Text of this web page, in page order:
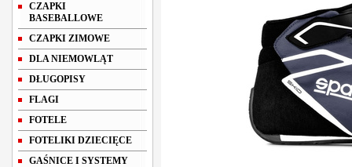
CZAPKI
BASEBALLOWE
CZAPKI ZIMOWE
DLA NIEMOWLĄT
DŁUGOPISY
FLAGI
FOTELE
FOTELIKI DZIECIĘCE
GAŚNICE I SYSTEMY